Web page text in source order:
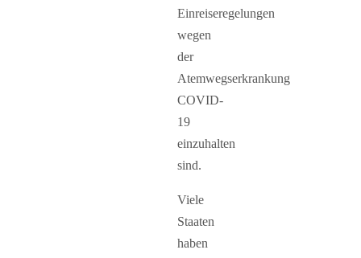
Einreiseregelungen
wegen
der
Atemwegserkrankung
COVID-
19
einzuhalten
sind.
Viele
Staaten
haben